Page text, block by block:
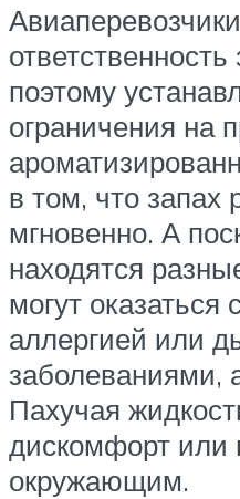
поэтому
ограничения на
в том, что запах
мгновенно. А
находятся
могут
аллергией или
заболеваниями,
Пахучая
дискомфорт или
окружающим.